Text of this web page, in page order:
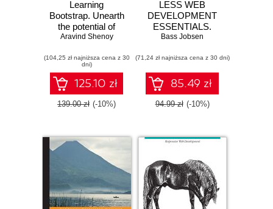
Learning
Bootstrap. Unearth
the potential of
Bootstrap to create
pages using
modern techniques
Aravind Shenoy
(104,25 zł najniższa cena z 30
dni)
125.10 zł
139.00 zł (-10%)
LESS WEB
DEVELOPMENT
ESSENTIALS.
Use CSS
streamline the
development and
maintenance of
your web
applications
Bass Jobsen
(71,24 zł najniższa cena z 30 dni)
85.49 zł
94.99 zł (-10%)